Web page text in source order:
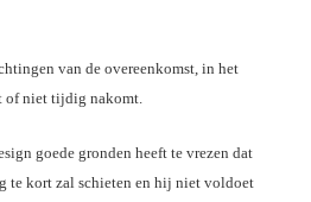
van de overeenkomst, in het
of niet tijdig nakomt.
goede gronden heeft te vrezen dat
te kort zal schieten en hij niet voldoet